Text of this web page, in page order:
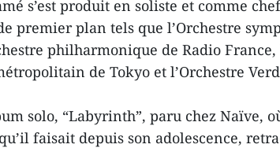
s’est produit en soliste et comme
premier plan tels que l’Orchestre
philharmonique de Radio France,
de Tokyo et l’Orchestre
solo, “Labyrinth”, paru chez Naïve,
faisait depuis son adolescence,